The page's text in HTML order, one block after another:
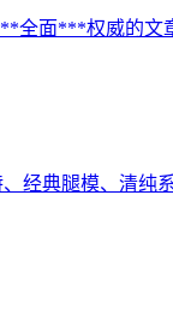
全面***权威的文
经典腿模、清纯